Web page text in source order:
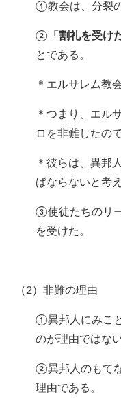
①教会は、分裂
② 「割礼を受け
とである。
＊エルサレム教
＊つまり、エル
ロを非難したの
＊彼らは、異邦
ばならないと考
③使徒たちのリ
を受けた。
（2）非難の理由
①異邦人にみこ
のが理由ではない
②異邦人のもて
理由である。